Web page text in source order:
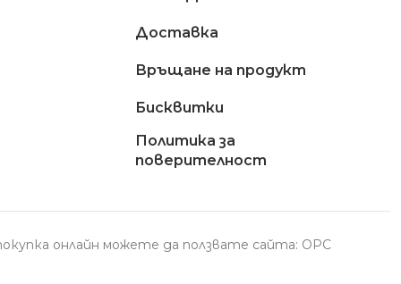
Доставкa
Връщане на продукт
Бисквитки
Политика за
поверителност
онлайн можете да ползвате сайта: ОРС